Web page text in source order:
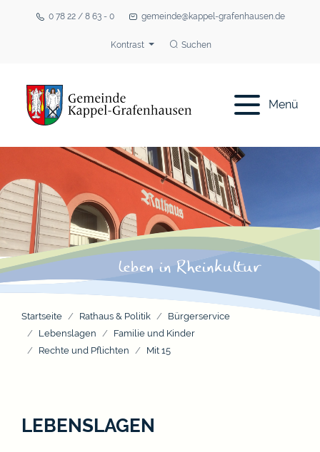
0 78 22 / 8 63 - 0 gemeinde@kappel-grafenhausen.de
Kontrast Suchen
Menü
Startseite Rathaus & Politik
Bürgerservice
Lebenslagen
Familie und Kinder
Rechte und Pflichten
Mit 15
LEBENSLAGEN